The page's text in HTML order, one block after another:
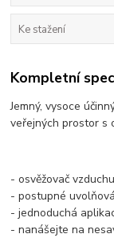
Ke stažení
Kompletní
​Jemný, vysoce
veřejných prostor s
- osvěžovač
- postupné
- jednoduchá
- nanášejte na